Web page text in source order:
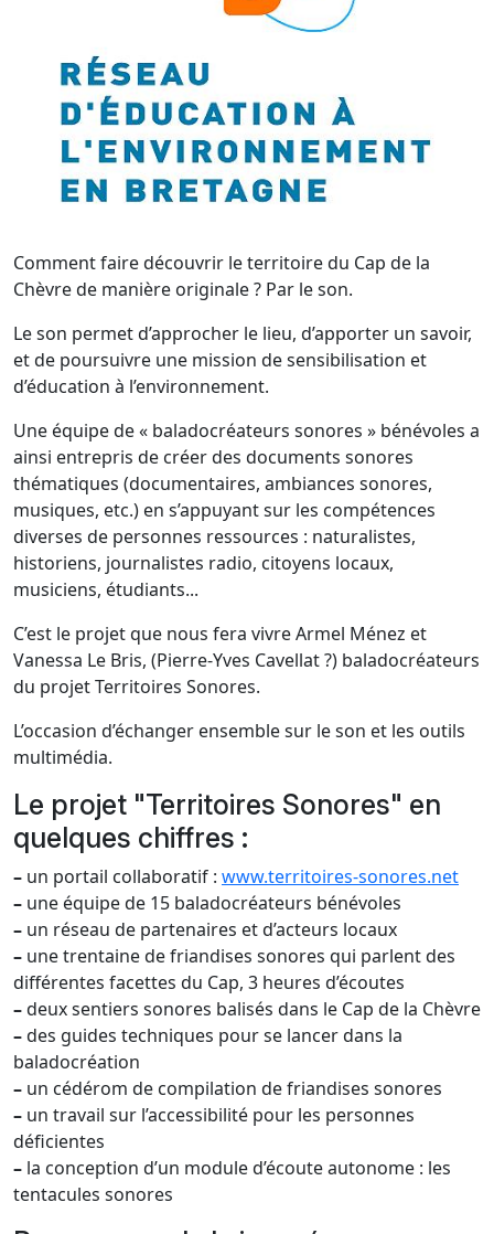
Comment faire découvrir le territoire du Cap de la
Chèvre de manière originale ? Par le son.
Le son permet d’approcher le lieu, d’apporter un savoir,
et de poursuivre une mission de sensibilisation et
d’éducation à l’environnement.
Une équipe de « baladocréateurs sonores » bénévoles a
ainsi entrepris de créer des documents sonores
thématiques (documentaires, ambiances sonores,
musiques, etc.) en s’appuyant sur les compétences
diverses de personnes ressources : naturalistes,
historiens, journalistes radio, citoyens locaux,
musiciens, étudiants...
C’est le projet que nous fera vivre Armel Ménez et
Vanessa Le Bris, (Pierre-Yves Cavellat ?) baladocréateurs
du projet Territoires Sonores.
L’occasion d’échanger ensemble sur le son et les outils
multimédia.
Le projet "Territoires Sonores" en
quelques chiffres :
– un portail collaboratif : www.territoires-sonores.net
– une équipe de 15 baladocréateurs bénévoles
– un réseau de partenaires et d’acteurs locaux
– une trentaine de friandises sonores qui parlent des
différentes facettes du Cap, 3 heures d’écoutes
–deux sentiers sonores balisés dans le Cap de la Chèvre
–des guides techniques pour se lancer dans la
baladocréation
– un cédérom de compilation de friandises sonores
– un travail sur l’accessibilité pour les personnes
déficientes
– la conception d’un module d’écoute autonome : les
tentacules sonores